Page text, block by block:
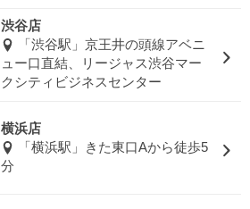
渋谷店
「渋谷駅」京王井の頭線アベニ
ュー口直結、リージャス渋谷マー
クシティビジネスセンター
横浜店
「横浜駅」きた東口Aから徒歩5
分